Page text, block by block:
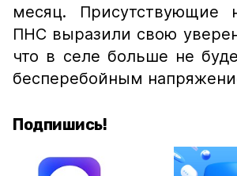
месяц. Присутствующие
ПНС выразили свою
что в селе больше не
бесперебойным
Подпишись!